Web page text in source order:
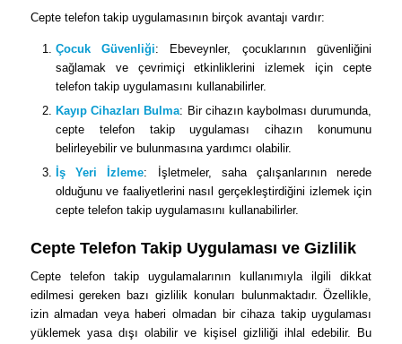
Cepte telefon takip uygulamasının birçok avantajı vardır:
Çocuk Güvenliği: Ebeveynler, çocuklarının güvenliğini
sağlamak ve çevrimiçi etkinliklerini izlemek için cepte
telefon takip uygulamasını kullanabilirler.
Kayıp Cihazları Bulma: Bir cihazın kaybolması durumunda,
cepte telefon takip uygulaması cihazın konumunu
belirleyebilir ve bulunmasına yardımcı olabilir.
İş Yeri İzleme: İşletmeler, saha çalışanlarının nerede
olduğunu ve faaliyetlerini nasıl gerçekleştirdiğini izlemek için
cepte telefon takip uygulamasını kullanabilirler.
Cepte Telefon Takip Uygulaması ve Gizlilik
Cepte telefon takip uygulamalarının kullanımıyla ilgili dikkat
edilmesi gereken bazı gizlilik konuları bulunmaktadır. Özellikle,
izin almadan veya haberi olmadan bir cihaza takip uygulaması
yüklemek yasa dışı olabilir ve kişisel gizliliği ihlal edebilir. Bu